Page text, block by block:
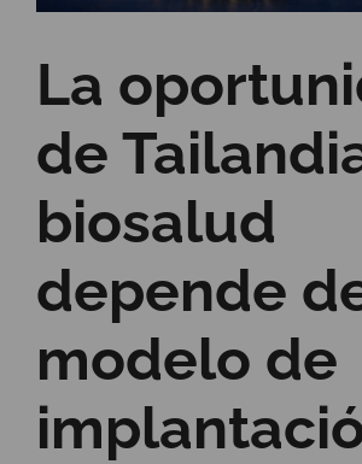
La
de
biosalud
depende
modelo de